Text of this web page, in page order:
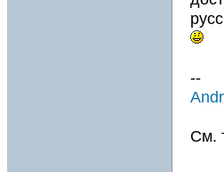
--
См.